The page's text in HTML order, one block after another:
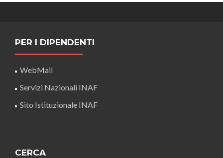
PER I DIPENDENTI
WebMail
Servizi Nazionali INAF
Sito Istituzionale INAF
CERCA